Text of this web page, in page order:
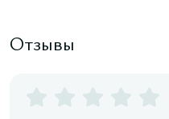
Отзывы